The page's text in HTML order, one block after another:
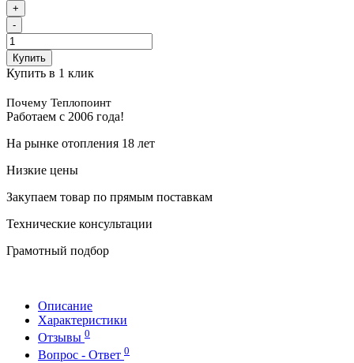
+
-
Купить
Купить в 1 клик
Почему Теплопоинт
Работаем с 2006 года!
На рынке отопления 18 лет
Низкие цены
Закупаем товар по прямым поставкам
Технические консультации
Грамотный подбор
Описание
Характеристики
Отзывы 0
Вопрос - Ответ 0